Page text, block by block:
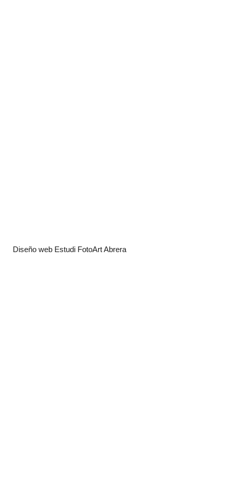
Diseño web Estudi FotoArt Abrera